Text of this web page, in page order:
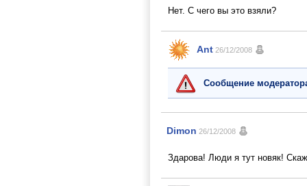
Нет. С чего вы это взяли?
Ant 26/12/2008
Сообщение
Dimon 26/12/2008
Здарова! Люди я тут новяк!